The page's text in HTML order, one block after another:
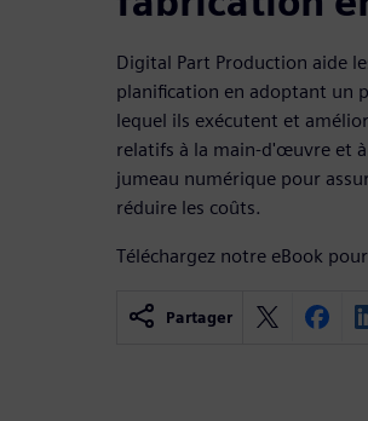
Digital Part Production aide
planification en adoptant un
lequel ils exécutent et
relatifs à la main-d'œuvre et
jumeau numérique pour
réduire les coûts.
Téléchargez notre eBook
Partager